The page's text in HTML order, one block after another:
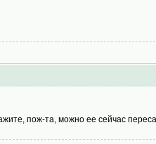
пож-та, можно ее сейчас